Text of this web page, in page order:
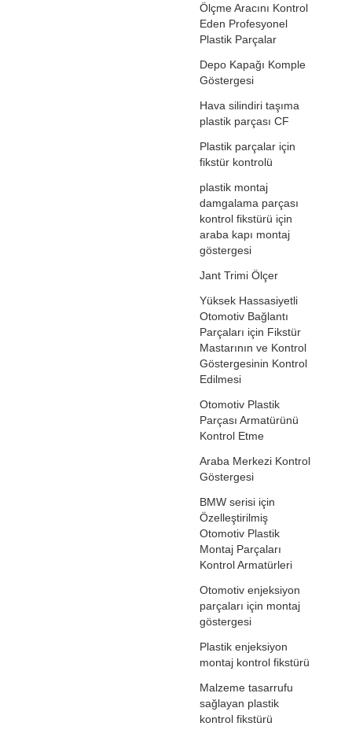
Ölçme Aracını Kontrol
Eden Profesyonel
Plastik Parçalar
Depo Kapağı Komple
Göstergesi
Hava silindiri taşıma
plastik parçası CF
Plastik parçalar için
fikstür kontrolü
plastik montaj
damgalama parçası
kontrol fikstürü için
araba kapı montaj
göstergesi
Jant Trimi Ölçer
Yüksek Hassasiyetli
Otomotiv Bağlantı
Parçaları için Fikstür
Mastarının ve Kontrol
Göstergesinin Kontrol
Edilmesi
Otomotiv Plastik
Parçası Armatürünü
Kontrol Etme
Araba Merkezi Kontrol
Göstergesi
BMW serisi için
Özelleştirilmiş
Otomotiv Plastik
Montaj Parçaları
Kontrol Armatürleri
Otomotiv enjeksiyon
parçaları için montaj
göstergesi
Plastik enjeksiyon
montaj kontrol fikstürü
Malzeme tasarrufu
sağlayan plastik
kontrol fikstürü